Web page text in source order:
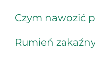
Czym nawozić
Rumień